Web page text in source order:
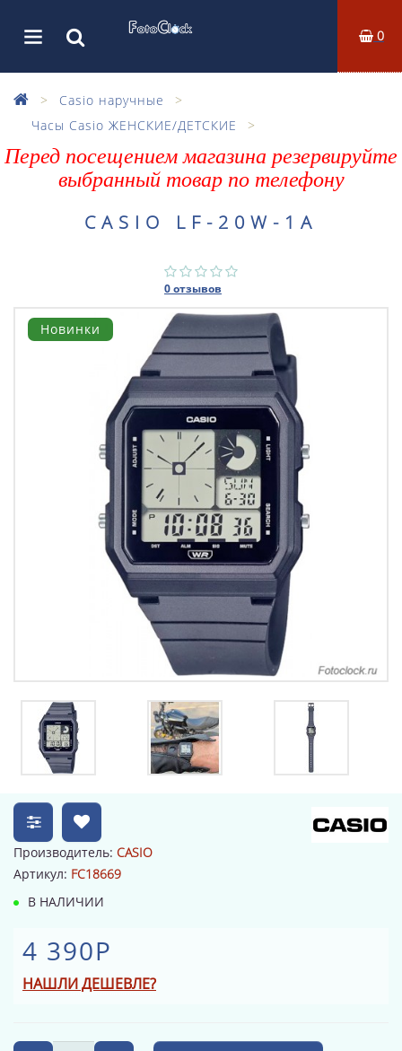
0
Casio наручные
Часы Casio ЖЕНСКИЕ/ДЕТСКИЕ
Перед посещением магазина резервируйте
выбранный товар по телефону
CASIO LF-20W-1A
0 отзывов
Новинки
Производитель: CASIO
Артикул: FC18669
В НАЛИЧИИ
4 390Р
НАШЛИ ДЕШЕВЛЕ?